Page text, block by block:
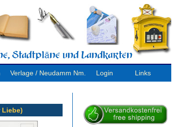
Verlage / Neudamm Nm. Login Links
Liebe)